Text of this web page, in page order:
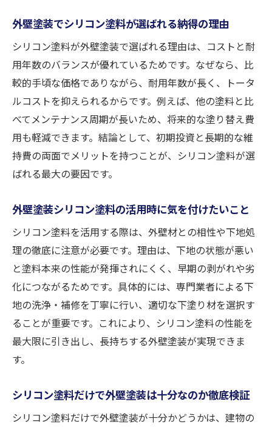
外壁塗装でシリコン塗料が選ばれる納得の理由
シリコン塗料が外壁塗装で選ばれる理由は、コストと耐
用年数のバランスが優れているためです。なぜなら、比
較的手頃な価格でありながら、耐用年数が長く、トータ
ルコストを抑えられるからです。例えば、他の塗料と比
べてメンテナンス周期が長いため、将来的な塗り替え費
用も軽減できます。結論として、初期投資と長期的な維
持費の両面でメリットを持つことが、シリコン塗料が選
ばれる最大の要因です。
外壁塗装シリコン塗料の活用時に気を付けたいこと
シリコン塗料を活用する際は、外壁材との相性や下地処
理の徹底に注意が必要です。理由は、下地の状態が悪い
と塗料本来の性能が発揮されにくく、早期の剥がれや劣
化につながるためです。具体的には、専門業者による下
地の洗浄・補修を丁寧に行い、適切な下塗り材を選択す
ることが重要です。これにより、シリコン塗料の性能を
最大限に引き出し、長持ちする外壁塗装が実現できま
す。
シリコン塗料だけで外壁塗装は十分なのか徹底検証
シリコン塗料だけで外壁塗装が十分かどうかは、建物の